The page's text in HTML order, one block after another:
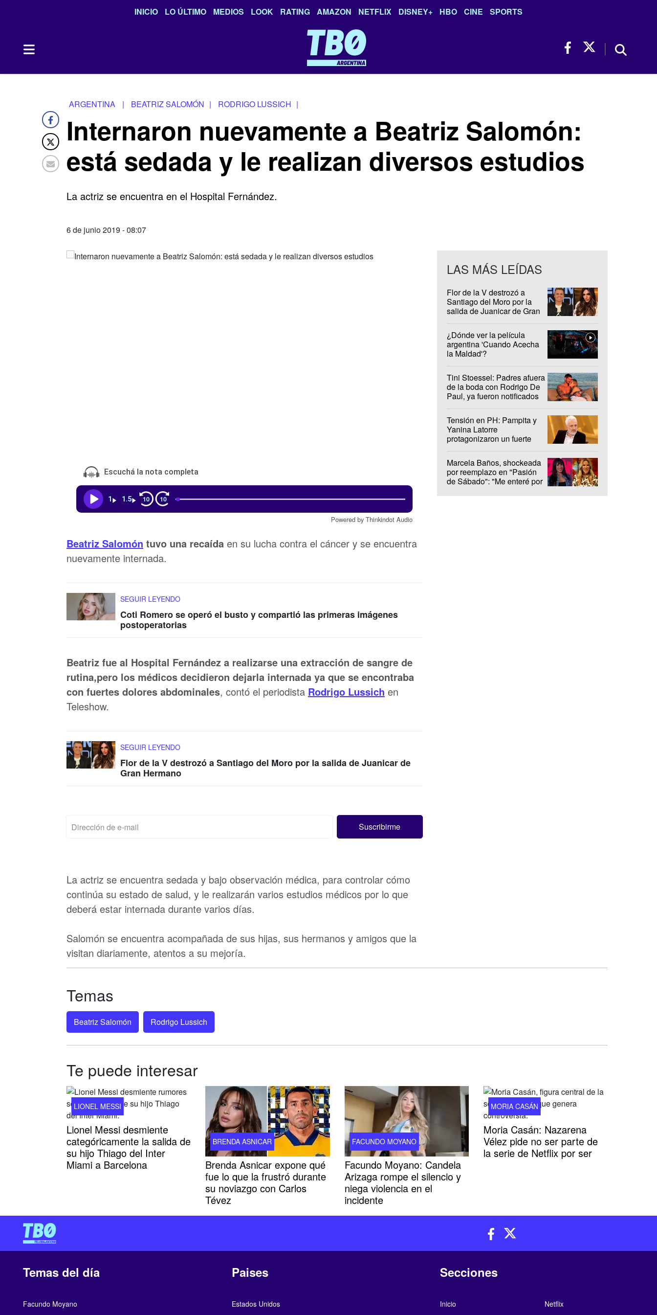
INICIO LO ÚLTIMO MEDIOS LOOK RATING AMAZON NETFLIX DISNEY+ HBO CINE SPORTS
ARGENTINA | BEATRIZ SALOMÓN | RODRIGO LUSSICH |
Internaron nuevamente a Beatriz Salomón:
está sedada y le realizan diversos estudios
La actriz se encuentra en el Hospital Fernández.
6 de junio 2019 - 08:07
Escuchá la nota completa
1 1.5 10 10
Powered by Thinkindot Audio
Beatriz Salomón tuvo una recaída en su lucha contra el cáncer y se encuentra
nuevamente internada.
SEGUIR LEYENDO
Coti Romero se operó el busto y compartió las primeras imágenes
postoperatorias
Beatriz fue al Hospital Fernández a realizarse una extracción de sangre de
rutina,pero los médicos decidieron dejarla internada ya que se encontraba
con fuertes dolores abdominales, contó el periodista Rodrigo Lussich en
Teleshow.
SEGUIR LEYENDO
Flor de la V destrozó a Santiago del Moro por la salida de Juanicar de
Gran Hermano
La actriz se encuentra sedada y bajo observación médica, para controlar cómo
continúa su estado de salud, y le realizarán varios estudios médicos por lo que
deberá estar internada durante varios días.
Salomón se encuentra acompañada de sus hijas, sus hermanos y amigos que la
visitan diariamente, atentos a su mejoría.
LAS MÁS LEÍDAS
Flor de la V destrozó a
Santiago del Moro por la
salida de Juanicar de Gran
¿Dónde ver la película
argentina 'Cuando Acecha
la Maldad'?
Tini Stoessel: Padres afuera
de la boda con Rodrigo De
Paul, ya fueron notificados
Tensión en PH: Pampita y
Yanina Latorre
protagonizaron un fuerte
Marcela Baños, shockeada
por reemplazo en "Pasión
de Sábado": "Me enteré por
Temas
Beatriz Salomón Rodrigo Lussich
Te puede interesar
LIONEL MESSI
Lionel Messi desmiente
categóricamente la salida de
su hijo Thiago del Inter
Miami a Barcelona
BRENDA ASNICAR
Brenda Asnicar expone qué
fue lo que la frustró durante
su noviazgo con Carlos
Tévez
FACUNDO MOYANO
Facundo Moyano: Candela
Arizaga rompe el silencio y
niega violencia en el
incidente
MORIA CASÁN
Moria Casán: Nazarena
Vélez pide no ser parte de
la serie de Netflix por ser
Temas del día
Facundo Moyano
Paises
Estados Unidos
Secciones
Inicio Netflix